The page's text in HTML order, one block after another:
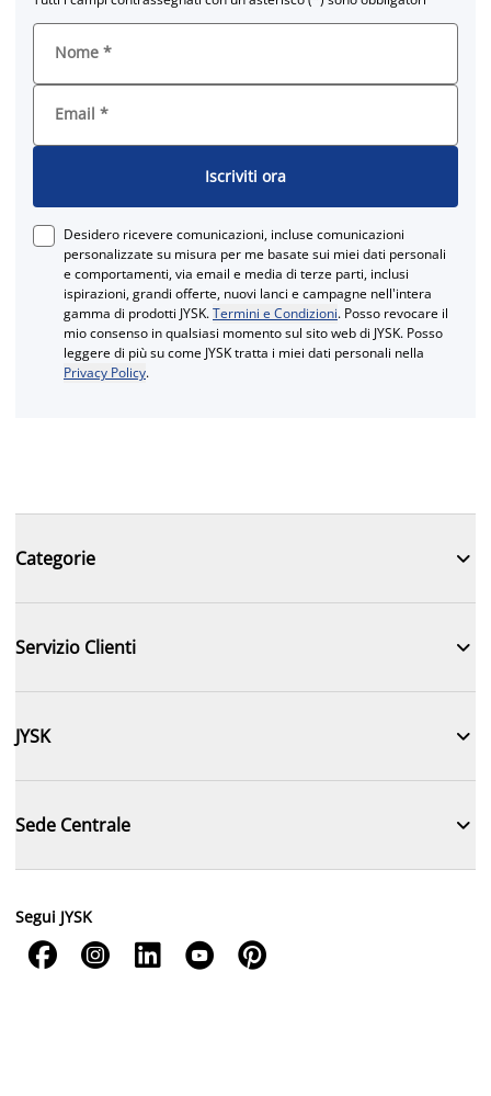
Nome *
Email *
Iscriviti ora
Desidero ricevere comunicazioni, incluse comunicazioni
personalizzate su misura per me basate sui miei dati personali
e comportamenti, via email e media di terze parti, inclusi
ispirazioni, grandi offerte, nuovi lanci e campagne nell'intera
gamma di prodotti JYSK.Termini e Condizioni. Posso revocare il
mio consenso in qualsiasi momento sul sito web di JYSK. Posso
leggere di più su come JYSK tratta i miei dati personali nella
Privacy Policy.
Categorie 
Servizio Clienti 
JYSK 
Sede Centrale 
Segui JYSK
    